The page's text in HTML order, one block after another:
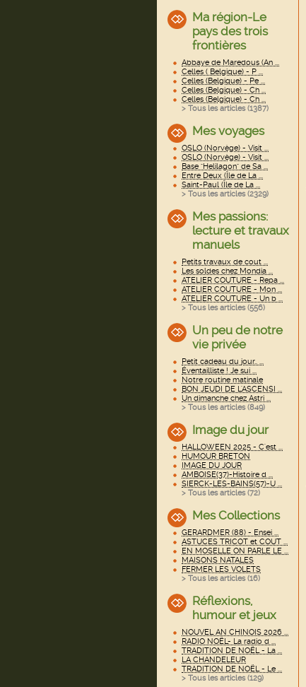
Ma région-Le
pays des trois
frontières
Abbaye de Maredous (An ...
Celles ( Belgique) - P ...
Celles (Belgique) - Pe ...
Celles (Belgique) - Ch ...
Celles (Belgique) - Ch ...
> Tous les articles (1387)
Mes voyages
OSLO (Norvège) - Visit ...
OSLO (Norvège) - Visit ...
Base "Helilagon" de Sa ...
Entre Deux (Île de La ...
Saint-Paul (Île de La ...
> Tous les articles (2329)
Mes passions:
lecture et travaux
manuels
Petits travaux de cout ...
Les soldes chez Mondia ...
ATELIER COUTURE - Repa ...
ATELIER COUTURE - Mon ...
ATELIER COUTURE - Un b ...
> Tous les articles (556)
Un peu de notre
vie privée
Petit cadeau du jour.. ...
Éventailliste ! Je sui ...
Notre routine matinale
BON JEUDI DE L'ASCENSI ...
Un dimanche chez Astri ...
> Tous les articles (849)
Image du jour
HALLOWEEN 2025 - C'est ...
HUMOUR BRETON
IMAGE DU JOUR
AMBOISE(37)-Histoire d ...
SIERCK-LES-BAINS(57)-U ...
> Tous les articles (72)
Mes Collections
GERARDMER (88) - Ensei ...
ASTUCES TRICOT et COUT ...
EN MOSELLE ON PARLE LE ...
MAISONS NATALES
FERMER LES VOLETS
> Tous les articles (16)
Réflexions,
humour et jeux
NOUVEL AN CHINOIS 2026 ...
RADIO NOËL- La radio d ...
TRADITION DE NOËL - La ...
LA CHANDELEUR
TRADITION DE NOËL - Le ...
> Tous les articles (129)